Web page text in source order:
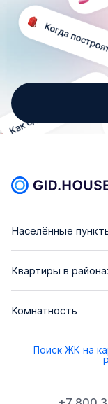
Населённые
Квартиры в
Комнатность
Поиск ЖК на